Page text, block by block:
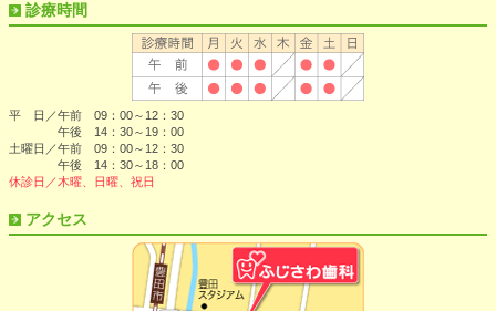
診療時間
平 日／午前 09：00～12：30
午後 14：30～19：00
土曜日／午前 09：00～12：30
午後 14：30～18：00
休診日／木曜、日曜、祝日
アクセス